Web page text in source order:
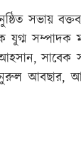
সভায়
যুগ্ম
নুরুল